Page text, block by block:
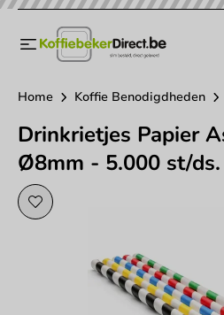
Home Koffie Benodigdheden
Drinkrietjes Papier
Ø8mm - 5.000 st/ds.